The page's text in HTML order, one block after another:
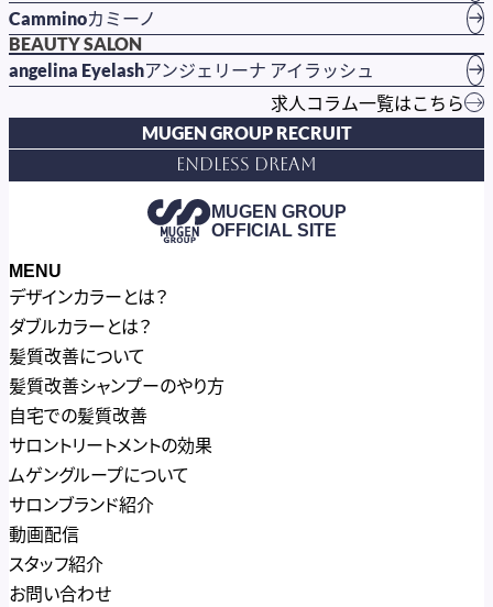
Camminoカミーノ
BEAUTY SALON
angelina Eyelashアンジェリーナ アイラッシュ
求人コラム一覧はこちら
MUGEN GROUP RECRUIT
Endless Dream
MUGEN GROUP
OFFICIAL SITE
MENU
デザインカラーとは？
ダブルカラーとは？
髪質改善について
髪質改善シャンプーのやり方
自宅での髪質改善
サロントリートメントの効果
ムゲングループについて
サロンブランド紹介
動画配信
スタッフ紹介
お問い合わせ